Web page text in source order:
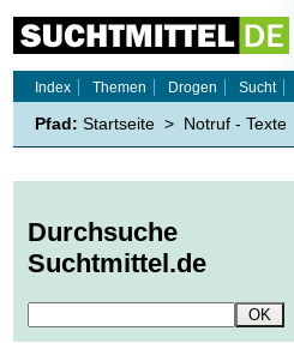
Index
Themen Drogen Sucht
Pfad: Startseite > Notruf - Texte
Durchsuche
Suchtmittel.de